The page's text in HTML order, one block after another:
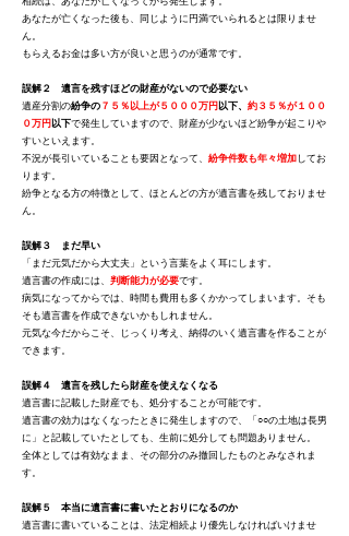
あなたが亡くなった後も、同じように円満でいられるとは限りませ
ん。
もらえるお金は多い方が良いと思うのが通常です。
誤解２ 遺言を残すほどの財産がないので必要ない
遺産分割の紛争の ７５％以上が５０００万円 以下、 約３５％が１００
０万円 以下で発生していますので、 財産が少ないほど紛争が起こりや
すいといえます。
不況が長引いていることも要因となって、 紛争件数も年々増加 してお
ります。
紛争となる方の特徴として、ほとんどの方が遺言書を残しておりませ
ん。
誤解３ まだ早い
「まだ元気だから大丈夫」という言葉をよく耳にします。
遺言書の作成には、 判断能力が必要です。
病気になってからでは、時間も費用も多くかかってしまいます。そも
そも遺言書を作成できないかもしれません。
元気な今だからこそ、じっくり考え、納得のいく遺言書を作ることが
できます。
誤解４ 遺言を残したら財産を使えなくなる
遺言書に記載した財産でも、処分することが可能です。
遺言書の効力はなくなったときに発生しますので、「○○の土地は長男
に」と記載していたとしても、生前に処分しても問題ありません。
全体としては有効なまま、その部分のみ撤回したものとみなされま
す。
誤解５ 本当に遺言書に書いたとおりになるのか
遺言書に書いていることは、法定相続より優先しなければいけませ